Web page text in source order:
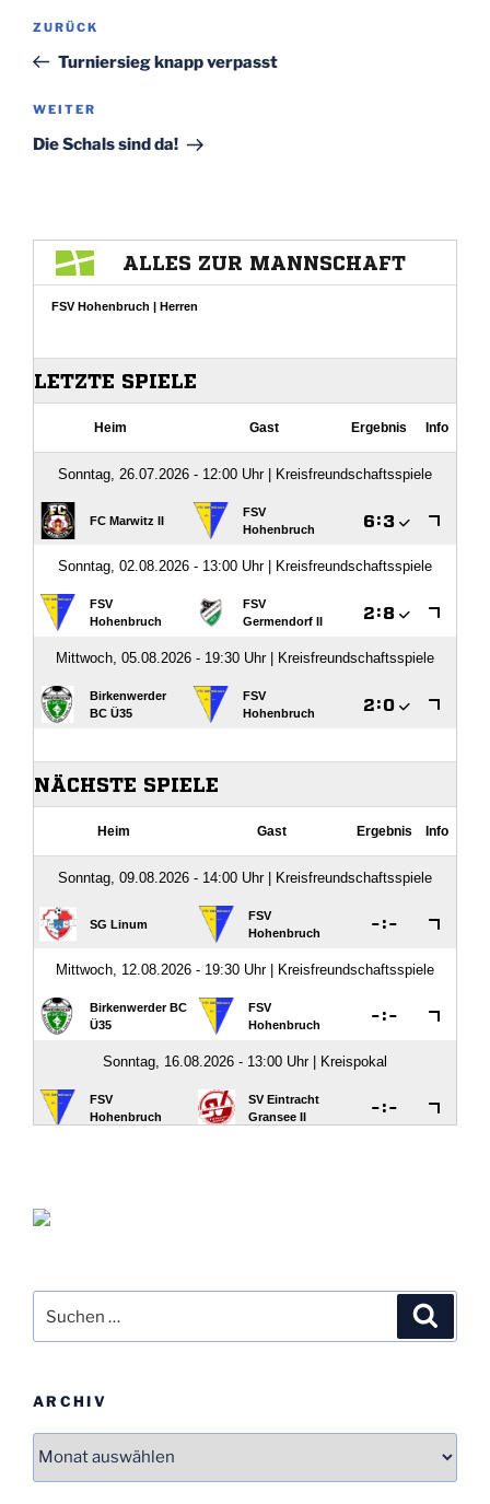
Beitragsnavigation
Vorheriger
Beitrag
ZURÜCK
Turniersieg knapp verpasst
Nächster
Beitrag
WEITER
Die Schals sind da!
nach:
ARCHIV
Archiv